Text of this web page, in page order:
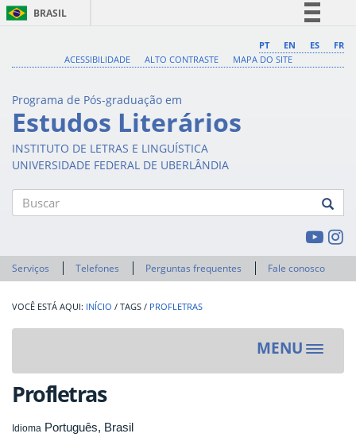
BRASIL
Comunica BR
Acesso à informação
Legislação
PT EN ES
FR
ACESSIBILIDADE
ALTO CONTRASTE MAPA DO SITE
Programa de Pós-graduação em
Estudos Literários
INSTITUTO DE LETRAS E LINGUÍSTICA
UNIVERSIDADE FEDERAL DE UBERLÂNDIA
Serviços Telefones Perguntas frequentes Fale conosco
INÍCIO / TAGS / PROFLETRAS
MENU
Toggle
Profletras
Idioma Português, Brasil